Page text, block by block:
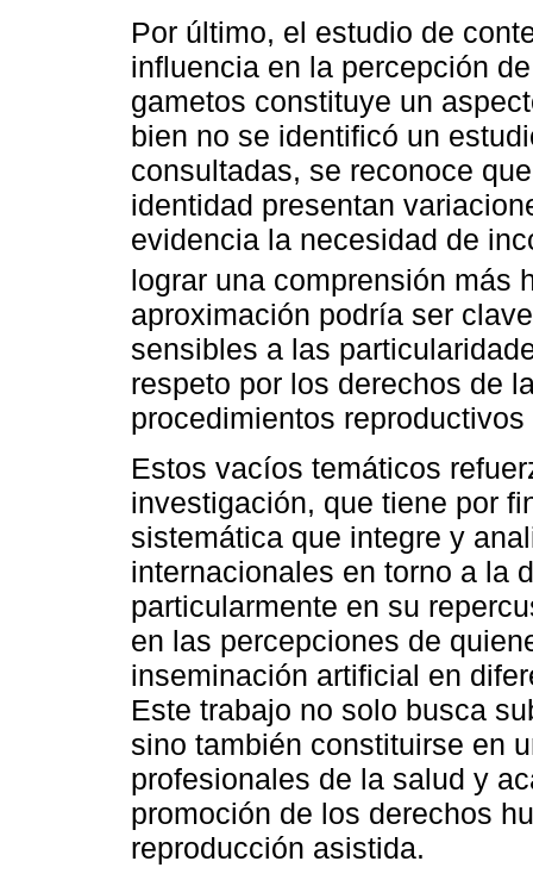
Por último, el estudio de
influencia en la percepción
gametos constituye un
bien no se identificó un
consultadas, se reconoce
identidad presentan
evidencia la necesidad de
lograr una comprensión más
aproximación podría ser
sensibles a las
respeto por los derechos de
procedimientos
Estos vacíos temáticos
investigación, que tiene por
sistemática que integre y
internacionales en torno a la
particularmente en su
en las percepciones de
inseminación artificial en
Este trabajo no solo busca
sino también constituirse en
profesionales de la salud y
promoción de los derechos
reproducción asistida.